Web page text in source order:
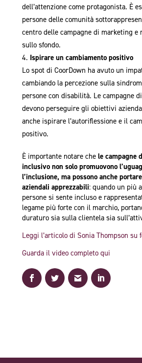
dell’attenzione come protagonista. È
persone delle comunità
centro delle campagne di marketing e
sullo sfondo.
Ispirare un cambiamento positivo
Lo spot di CoorDown ha avuto un
cambiando la percezione sulla
persone con disabilità. Le campagne
devono perseguire gli obiettivi
anche ispirare l’autoriflessione e il
positivo.
È importante notare chele campagne
inclusivo non solo promuovono
l’inclusione, ma possono anche
aziendali apprezzabili: quando un più
persone si sente incluso e
legame più forte con il marchio,
duraturo sia sulla clientela sia
Leggi l’articolo di Sonia Thompson su
Guarda il video completo qui